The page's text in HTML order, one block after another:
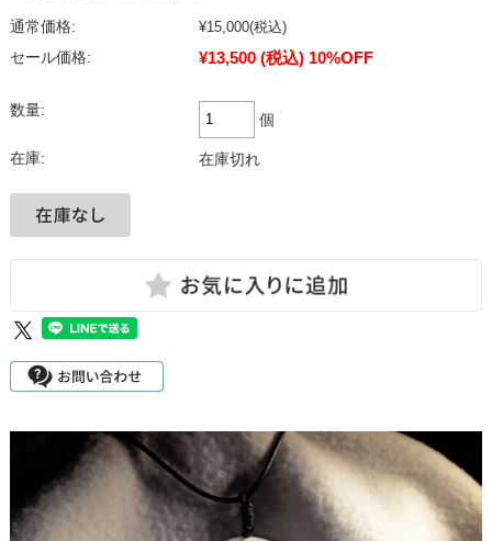
通常価格: ¥15,000(税込)
セール価格:
¥13,500 (税込) 10%OFF
数量:
個
在庫: 在庫切れ